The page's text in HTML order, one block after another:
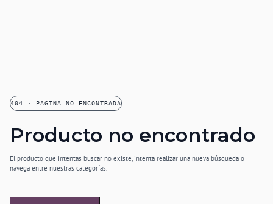
404 · PÁGINA NO ENCONTRADA
Producto no encontrado
El producto que intentas buscar no existe, intenta realizar una nueva búsqueda o
navega entre nuestras categorías.